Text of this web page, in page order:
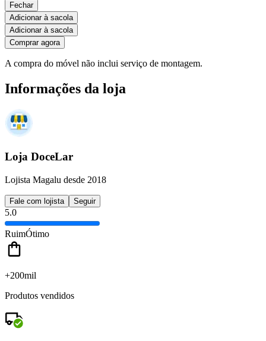
Fechar
Adicionar à sacola
Adicionar à sacola
Comprar agora
A compra do móvel não inclui serviço de montagem.
Informações da loja
Loja DoceLar
Lojista Magalu desde 2018
Fale com lojista Seguir
5.0
RuimÓtimo
+200mil
Produtos vendidos